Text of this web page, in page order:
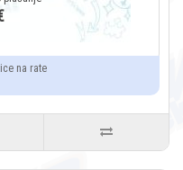
na rate